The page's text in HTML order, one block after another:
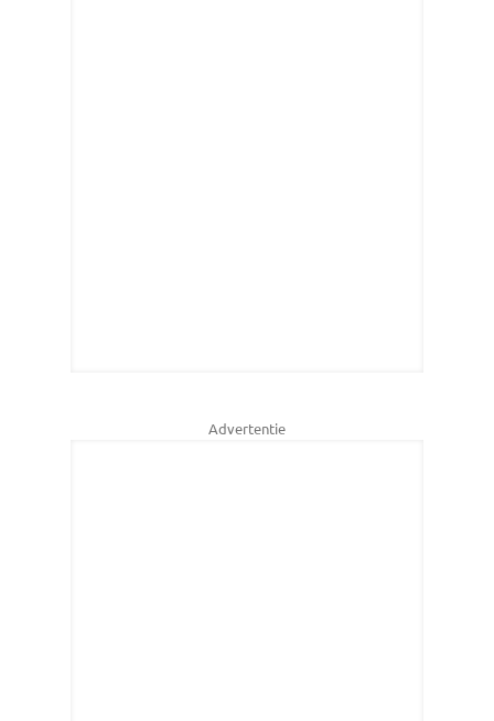
Advertentie